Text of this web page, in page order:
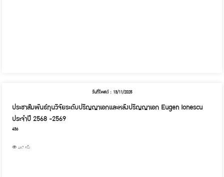
วันที่โพสต์ : 13/11/2025
ประชาสัมพันธ์ทุนวิจัยระดับปริญญาเอกและหลังปริญญาเอก Eugen Ionescu
ประจำปี 2568 -2569
436
467 ครั้ง